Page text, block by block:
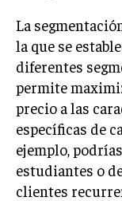
ANÁLISIS
GESTIÓN
GESTIÓN
LIDERAZGO
La
la que se
diferentes
permite
precio a las
específicas de
ejemplo,
estudiantes o
clientes